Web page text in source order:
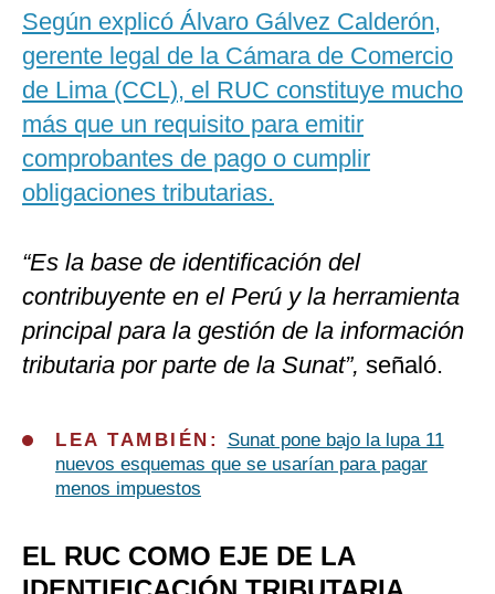
Según explicó Álvaro Gálvez Calderón,
gerente legal de la Cámara de Comercio
de Lima (CCL), el RUC constituye mucho
más que un requisito para emitir
comprobantes de pago o cumplir
obligaciones tributarias.
“Es la base de identificación del
contribuyente en el Perú y la herramienta
principal para la gestión de la información
tributaria por parte de la Sunat”, señaló.
LEA TAMBIÉN: Sunat pone bajo la lupa 11
nuevos esquemas que se usarían para pagar
menos impuestos
EL RUC COMO EJE DE LA